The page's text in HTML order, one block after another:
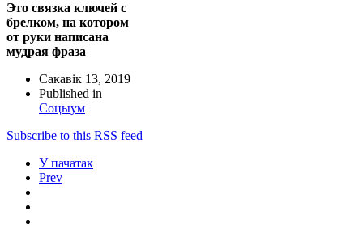
Это связка ключей с
брелком, на котором
от руки написана
мудрая фраза
Сакавік 13, 2019
Published in
Соцыум
Subscribe to this RSS feed
У пачатак
Prev